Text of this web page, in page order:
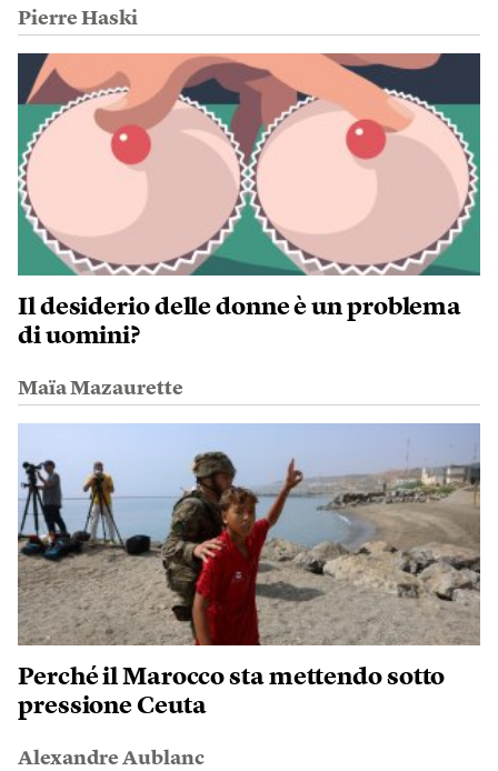
Pierre Haski
Il desiderio delle donne è un problema
di uomini?
Maïa Mazaurette
Perché il Marocco sta mettendo sotto
pressione Ceuta
Alexandre Aublanc